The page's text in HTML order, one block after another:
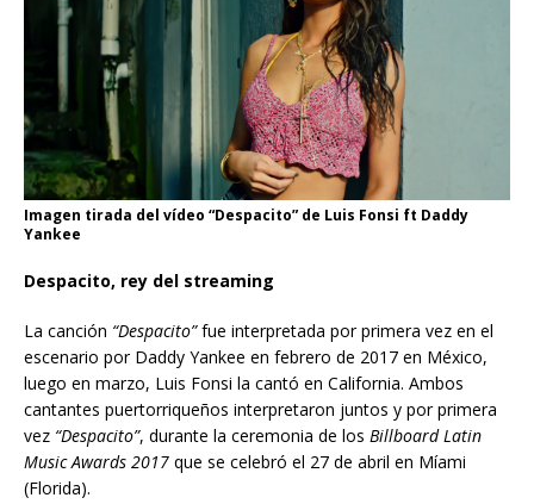
Imagen tirada del vídeo “Despacito” de Luis Fonsi ft Daddy
Yankee
Despacito, rey del streaming
La canción “Despacito”fue interpretada por primera vez en el
escenario por Daddy Yankee en febrero de 2017 en México,
luego en marzo, Luis Fonsi la cantó en California. Ambos
cantantes puertorriqueños interpretaron juntos y por primera
vez “Despacito”, durante la ceremonia de los BillboardLatin
Music Awards 2017 que se celebró el 27 de abril en Míami
(Florida).